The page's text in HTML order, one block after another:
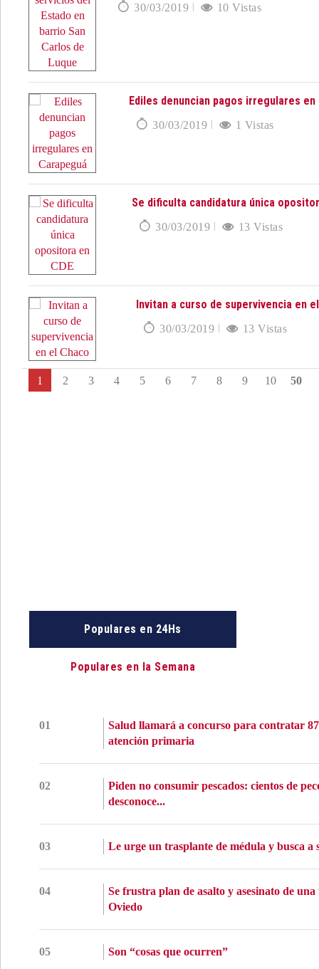
30/03/2019 10 Vistas
Ediles denuncian pagos irregulares en
30/03/2019 1 Vistas
Se dificulta candidatura única
30/03/2019 13 Vistas
Invitan a curso de supervivencia en
30/03/2019 13 Vistas
1 2 3 4 5 6 7 8 9 10 50
Populares en 24Hs
Populares en la Semana
01
Salud llamará a concurso para contratar
atención primaria
02
Piden no consumir pescados: cientos de
desconoce...
03 Le urge un trasplante de médula y busca a
04
Se frustra plan de asalto y asesinato de
Oviedo
05 Son “cosas que ocurren”